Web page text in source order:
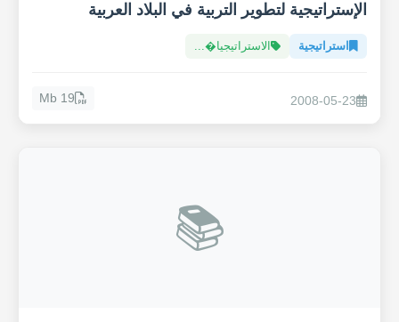
الإستراتيجية لتطوير التربية في البلاد العربية
استراتيجية الاستراتيجيا�...
2008-05-23
19 Mb
📚